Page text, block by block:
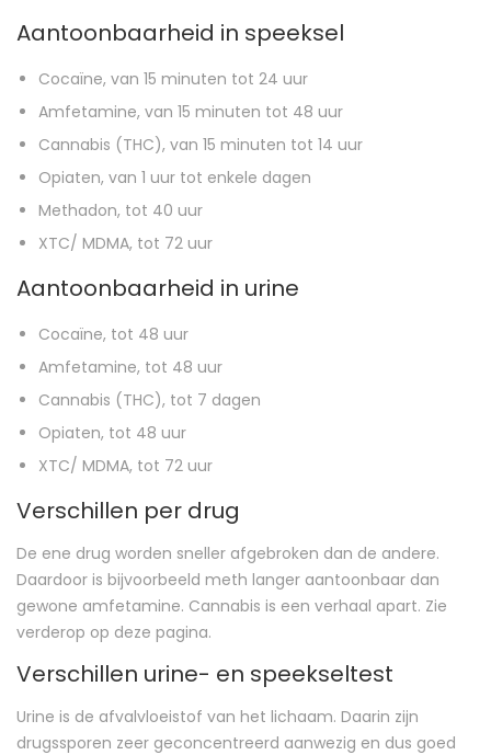
Aantoonbaarheid in speeksel
Cocaïne, van 15 minuten tot 24 uur
Amfetamine, van 15 minuten tot 48 uur
Cannabis (THC), van 15 minuten tot 14 uur
Opiaten, van 1 uur tot enkele dagen
Methadon, tot 40 uur
XTC/ MDMA, tot 72 uur
Aantoonbaarheid in urine
Cocaïne, tot 48 uur
Amfetamine, tot 48 uur
Cannabis (THC), tot 7 dagen
Opiaten, tot 48 uur
XTC/ MDMA, tot 72 uur
Verschillen per drug
De ene drug worden sneller afgebroken dan de andere.
Daardoor is bijvoorbeeld meth langer aantoonbaar dan
gewone amfetamine. Cannabis is een verhaal apart. Zie
verderop op deze pagina.
Verschillen urine- en speekseltest
Urine is de afvalvloeistof van het lichaam. Daarin zijn
drugssporen zeer geconcentreerd aanwezig en dus goed